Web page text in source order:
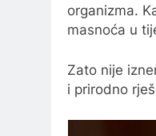
organizma.
masnoća u
Zato nije
i prirodno